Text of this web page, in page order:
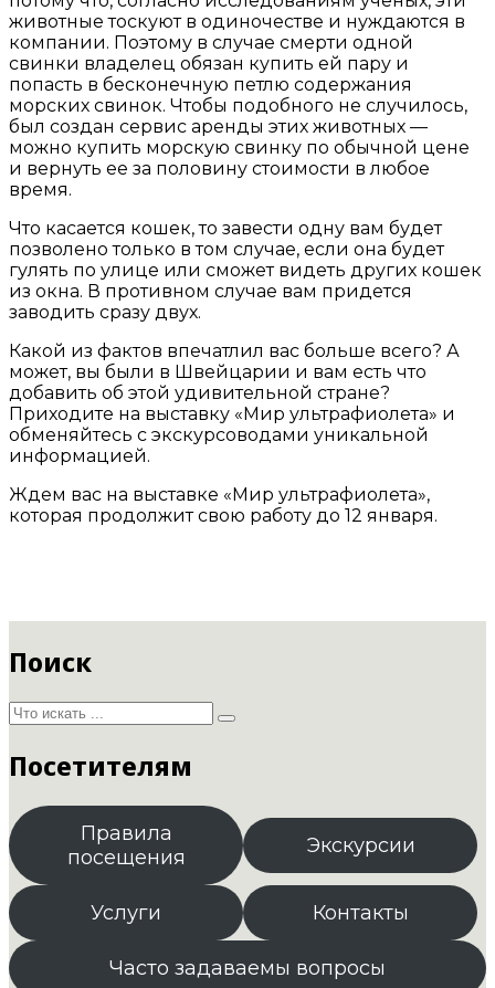
животные тоскуют в одиночестве и нуждаются в
компании. Поэтому в случае смерти одной
свинки владелец обязан купить ей пару и
попасть в бесконечную петлю содержания
морских свинок. Чтобы подобного не случилось,
был создан сервис аренды этих животных —
можно купить морскую свинку по обычной цене
и вернуть ее за половину стоимости в любое
время.
Что касается кошек, то завести одну вам будет
позволено только в том случае, если она будет
гулять по улице или сможет видеть других кошек
из окна. В противном случае вам придется
заводить сразу двух.
Какой из фактов впечатлил вас больше всего? А
может, вы были в Швейцарии и вам есть что
добавить об этой удивительной стране?
Приходите на выставку «Мир ультрафиолета» и
обменяйтесь с экскурсоводами уникальной
информацией.
Ждем вас на выставке «Мир ультрафиолета»,
которая продолжит свою работу до 12 января.
Поиск
Посетителям
Правила
посещения
Экскурсии
Услуги Контакты
Часто задаваемы вопросы